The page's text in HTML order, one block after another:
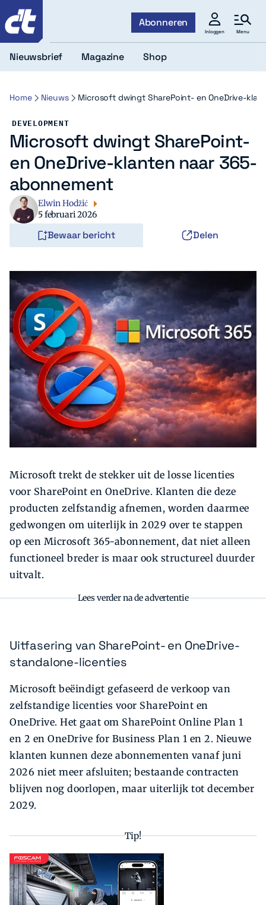
Abonneren
Inloggen Menu
Zoeken Zoek
Nieuwsbrief Magazine Shop
Home Nieuws Microsoft dwingt SharePoint- en OneDrive-
DEVELOPMENT
Microsoft dwingt SharePoint-
en OneDrive-klanten naar 365-
abonnement
Elwin Hodžić
5 februari 2026
Bewaar bericht Delen
Microsoft trekt de stekker uit de losse licenties
voor SharePoint en OneDrive. Klanten die deze
producten zelfstandig afnemen, worden daarmee
gedwongen om uiterlijk in 2029 over te stappen
op een Microsoft 365-abonnement, dat niet alleen
functioneel breder is maar ook structureel duurder
uitvalt.
Lees verder na de advertentie
Uitfasering van SharePoint- en OneDrive-
standalone-licenties
Microsoft beëindigt gefaseerd de verkoop van
zelfstandige licenties voor SharePoint en
OneDrive. Het gaat om SharePoint Online Plan 1
en 2 en OneDrive for Business Plan 1 en 2. Nieuwe
klanten kunnen deze abonnementen vanaf juni
2026 niet meer afsluiten; bestaande contracten
blijven nog doorlopen, maar uiterlijk tot december
2029.
Tip!